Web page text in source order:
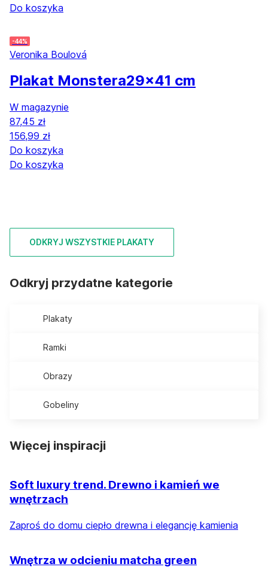
Do koszyka
-44%
Veronika Boulová
Plakat Monstera29x41 cm
W magazynie
87,45 zł
156,99 zł
Do koszyka
Do koszyka
ODKRYJ WSZYSTKIE PLAKATY
Odkryj przydatne kategorie
Plakaty
Ramki
Obrazy
Gobeliny
Więcej inspiracji
Soft luxury trend. Drewno i kamień we
wnętrzach
Zaproś do domu ciepło drewna i elegancję kamienia
Wnętrza w odcieniu matcha green